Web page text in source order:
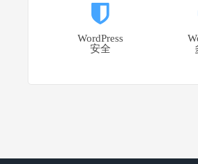
WordPress
安全